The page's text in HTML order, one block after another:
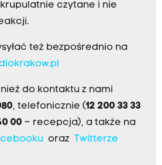
czytane i nie
też bezpośrednio na
do kontaktu z nami
, telefonicznie (12 200 33 33
00 – recepcja), a także na
oraz Twitterze